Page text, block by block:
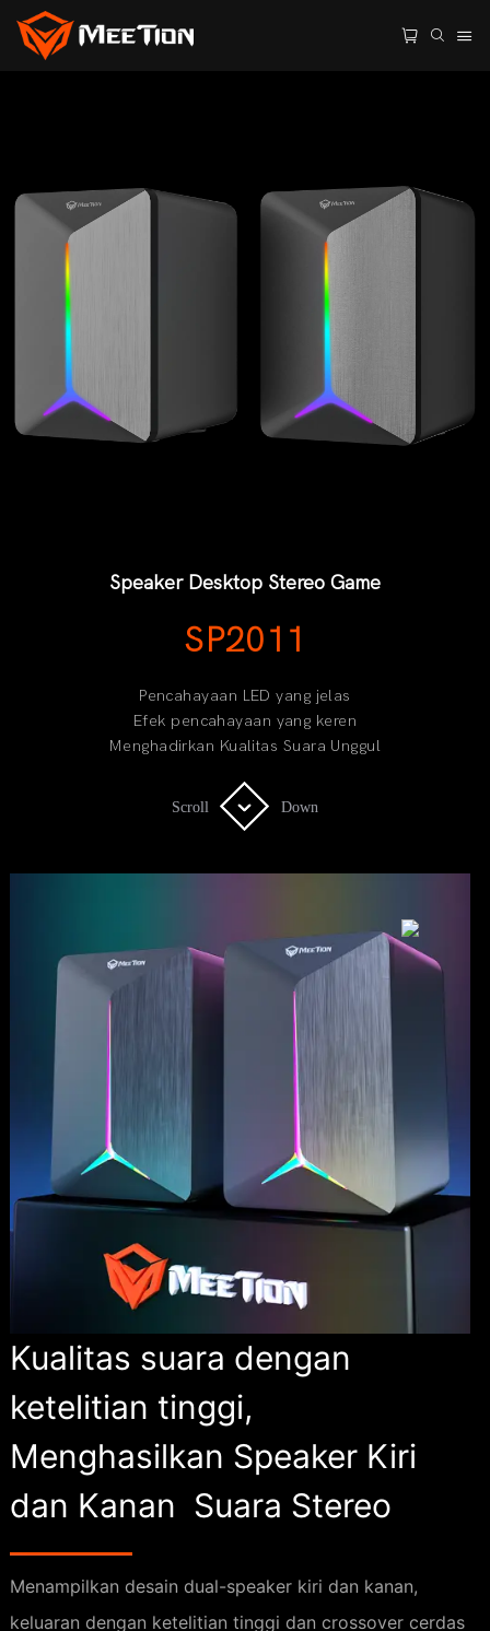
Speaker Desktop Stereo Game
SP2011
Pencahayaan LED yang jelas
Efek pencahayaan yang keren
Menghadirkan Kualitas Suara Unggul
Scroll Down
Scroll Down
Kualitas suara dengan
ketelitian tinggi,
Menghasilkan Speaker Kiri
dan Kanan Suara Stereo
Menampilkan desain dual-speaker kiri dan kanan,
keluaran dengan ketelitian tinggi dan crossover cerdas